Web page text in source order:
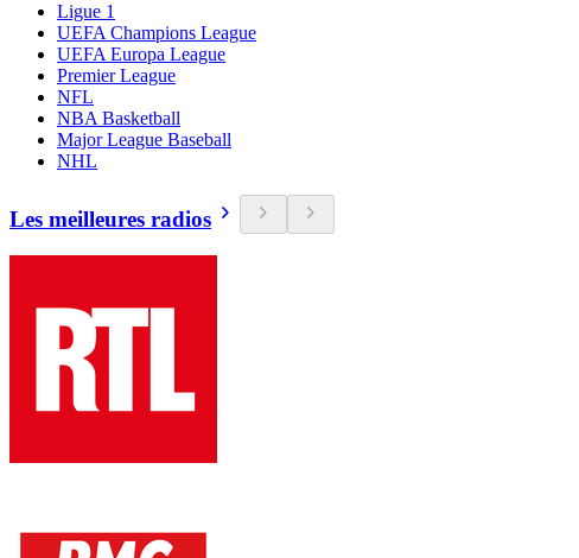
Ligue 1
UEFA Champions League
UEFA Europa League
Premier League
NFL
NBA Basketball
Major League Baseball
NHL
Les meilleures radios